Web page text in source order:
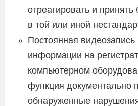
отреагировать и
в той или иной
Постоянная видеозапись
информации на
компьютерном
функция документально
обнаруженные